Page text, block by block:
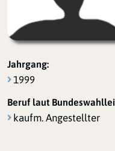
Jahrgang:
1999
Beruf laut
kaufm. Angestellter